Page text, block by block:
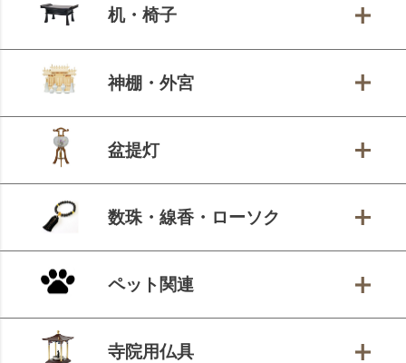
机・椅子
神棚・外宮
盆提灯
数珠・線香・ローソク
ペット関連
寺院用仏具